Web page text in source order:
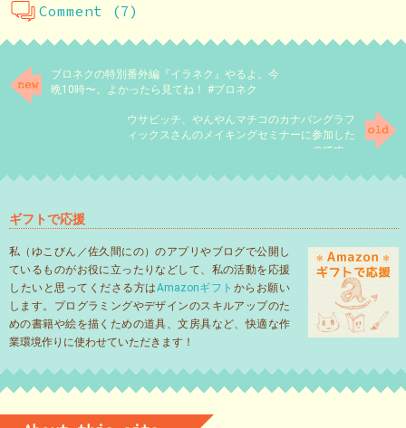
Comment (7)
ブロネクの特別番外編『イラネク』やるよ。今
晩10時〜。よかったら見てね！ #ブロネク
ウサビッチ、やんやんマチコのカナバングラフ
ィックスさんのメイキングセミナーに参加した
のです。
ギフトで応援
私（ゆこびん／佐久間にの）のアプリやブログで公開し
ているものがお役に立ったりなどして、私の活動を応援
したいと思ってくださる方はAmazonギフト からお願い
します。プログラミングやデザインのスキルアップのた
めの書籍や絵を描くための道具、文房具など、快適な作
業環境作りに使わせていただきます！